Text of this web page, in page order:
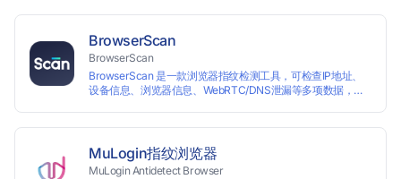
个账号的使用场景。 候鸟指纹浏览器适用于跨境电商多店铺运
营、海淘代购、Affiliate广告联盟、SEO优化、社交媒体营销
等多种行业应用。
BrowserScan
BrowserScan
BrowserScan 是一款浏览器指纹检测工具，可检查IP地址、
设备信息、浏览器信息、WebRTC/DNS泄漏等多项数据，保
MuLogin指纹浏览器
MuLogin Antidetect Browser